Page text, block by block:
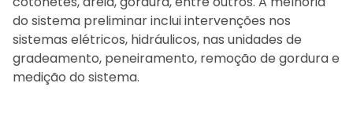
do sistema preliminar inclui intervenções nos
sistemas elétricos, hidráulicos, nas unidades de
gradeamento, peneiramento, remoção de gordura e
medição do sistema.